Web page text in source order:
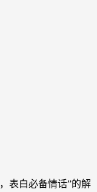
，表白必备情话”的解